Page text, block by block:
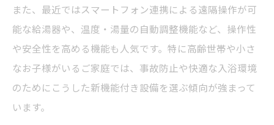
また、最近ではスマートフォン連携による遠隔操作が可
能な給湯器や、温度・湯量の自動調整機能など、操作性
や安全性を高める機能も人気です。特に高齢世帯や小さ
なお子様がいるご家庭では、事故防止や快適な入浴環境
のためにこうした新機能付き設備を選ぶ傾向が強まって
います。